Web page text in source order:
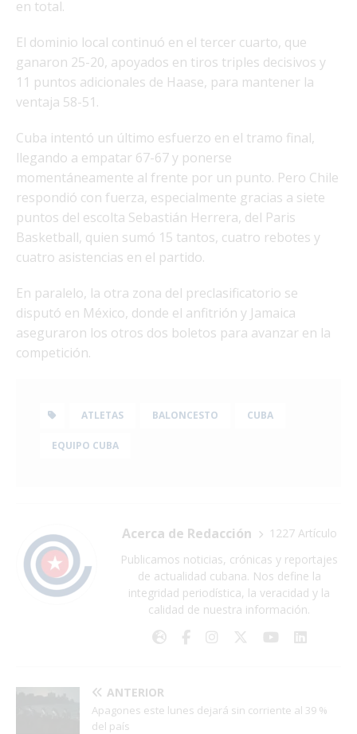
en total.
El dominio local continuó en el tercer cuarto, que
ganaron 25-20, apoyados en tiros triples decisivos y
11 puntos adicionales de Haase, para mantener la
ventaja 58-51.
Cuba intentó un último esfuerzo en el tramo final,
llegando a empatar 67-67 y ponerse
momentáneamente al frente por un punto. Pero Chile
respondió con fuerza, especialmente gracias a siete
puntos del escolta Sebastián Herrera, del Paris
Basketball, quien sumó 15 tantos, cuatro rebotes y
cuatro asistencias en el partido.
En paralelo, la otra zona del preclasificatorio se
disputó en México, donde el anfitrión y Jamaica
aseguraron los otros dos boletos para avanzar en la
competición.
ATLETAS BALONCESTO CUBA
EQUIPO CUBA
Acerca de Redacción
1227 Artículo
Publicamos noticias, crónicas y reportajes
de actualidad cubana. Nos define la
integridad periodística, la veracidad y la
calidad de nuestra información.
ANTERIOR
Apagones este lunes dejará sin corriente al 39 %
del país